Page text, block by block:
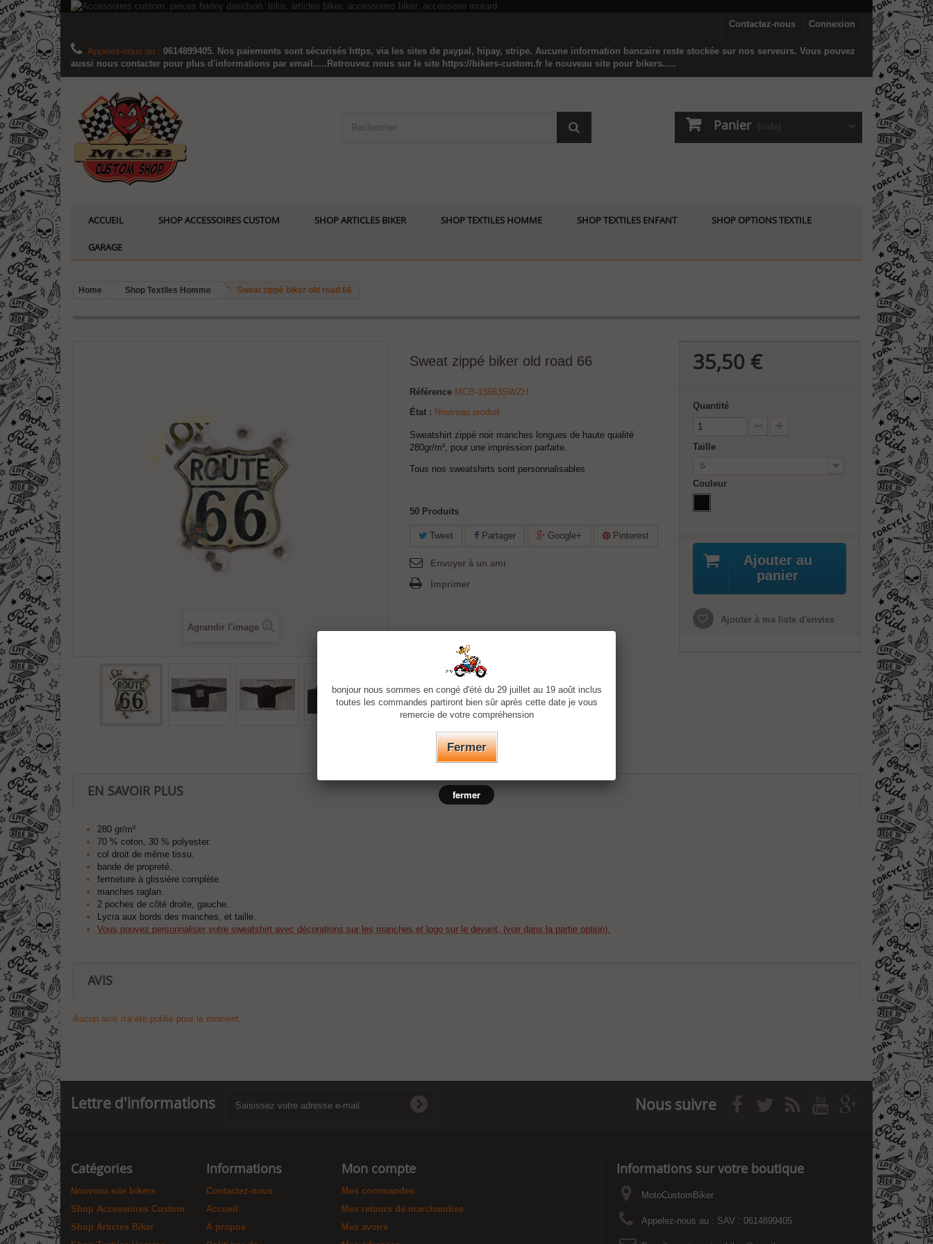
Connexion
Contactez-nous
Appelez-nous au : 0614899405. Nos paiements sont sécurisés https, via les sites de paypal, hipay, stripe. Aucune information bancaire reste stockée sur nos serveurs. Vous pouvez
aussi nous contacter pour plus d'informations par email.....Retrouvez nous sur le site https://bikers-custom.fr le nouveau site pour bikers.....
Panier (vide)
ACCUEIL SHOP ACCESSOIRES CUSTOM SHOP ARTICLES BIKER SHOP TEXTILES HOMME SHOP TEXTILES ENFANT SHOP OPTIONS TEXTILE
GARAGE
Home Shop Textiles Homme Sweat zippé biker old road 66
Agrandir l'image
Sweat zippé biker old road 66
Référence MCB-13663SWZH
État : Nouveau produit
Sweatshirt zippé noir manches longues de haute qualité
280gr/m², pour une impréssion parfaite.
Tous nos sweatshirts sont personnalisables
50 Produits
Tweet Partager Google+ Pinterest
Envoyer à un ami
Imprimer
35,50 €
Quantité
Taille
S
Couleur
Ajouter au
panier
Ajouter à ma liste d'envies
EN SAVOIR PLUS
280 gr/m².
70 % coton, 30 % polyester.
col droit de même tissu.
bande de propreté.
fermeture à glissière complète.
manches raglan.
2 poches de côté droite, gauche.
Lycra aux bords des manches, et taille.
Vous pouvez personnaliser votre sweatshirt avec décorations sur les manches et logo sur le devant, (voir dans la partie option).
AVIS
Aucun avis n'a été publié pour le moment.
Lettre d'informations Nous suivre
Catégories
Nouveau site bikers
Shop Accessoires Custom
Shop Articles Biker
Informations
Contactez-nous
Accueil
A propos
Mon compte
Mes commandes
Mes retours de marchandise
Mes avoirs
Informations sur votre boutique
MotoCustomBiker
Appelez-nous au : SAV : 0614899405
bonjour nous sommes en congé d'été du 29 juillet au 19 août inclus
toutes les commandes partiront bien sûr après cette date je vous
remercie de votre compréhension
Fermer
fermer